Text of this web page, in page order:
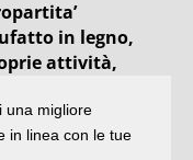
in legno,
attività,
210 metri
e cinque le
una migliore
in linea con le tue